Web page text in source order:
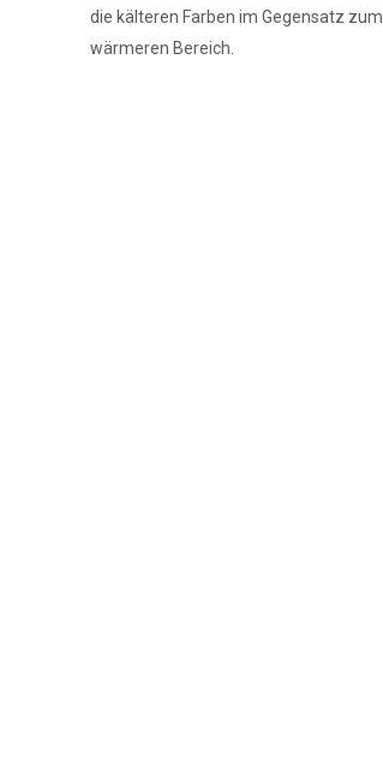
die kälteren Farben im Gegensatz zum
wärmeren Bereich.